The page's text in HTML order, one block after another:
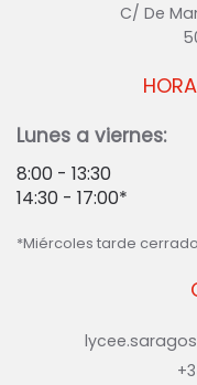
C/ De
Lunes a viernes:
8:00 - 13:30
14:30 - 17:00*
*Miércoles tarde cerrado